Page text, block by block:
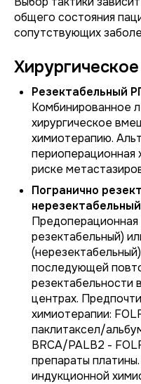
общего состояния
сопутствующих
Резектабельный
Комбинированное
хирургическое
химиотерапию.
периоперационная
риске
Погранично
Предоперационная
резектабельный)
последующей
резектабельности
центрах.
химиотерапии:
паклитаксел/
BRCA/PALB2 -
препараты
индукционной